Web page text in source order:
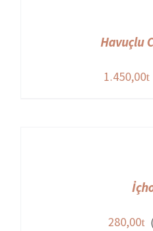
Havuçlu
1.450,00
280,00